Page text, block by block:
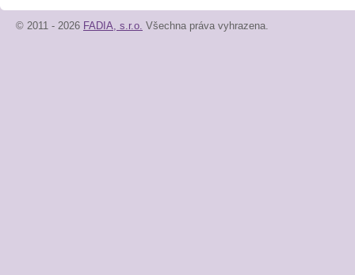
© 2011 - 2026 FADIA, s.r.o. Všechna práva vyhrazena.